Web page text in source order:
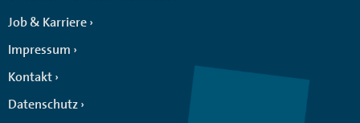
Job & Karriere
Impressum
Kontakt
Datenschutz